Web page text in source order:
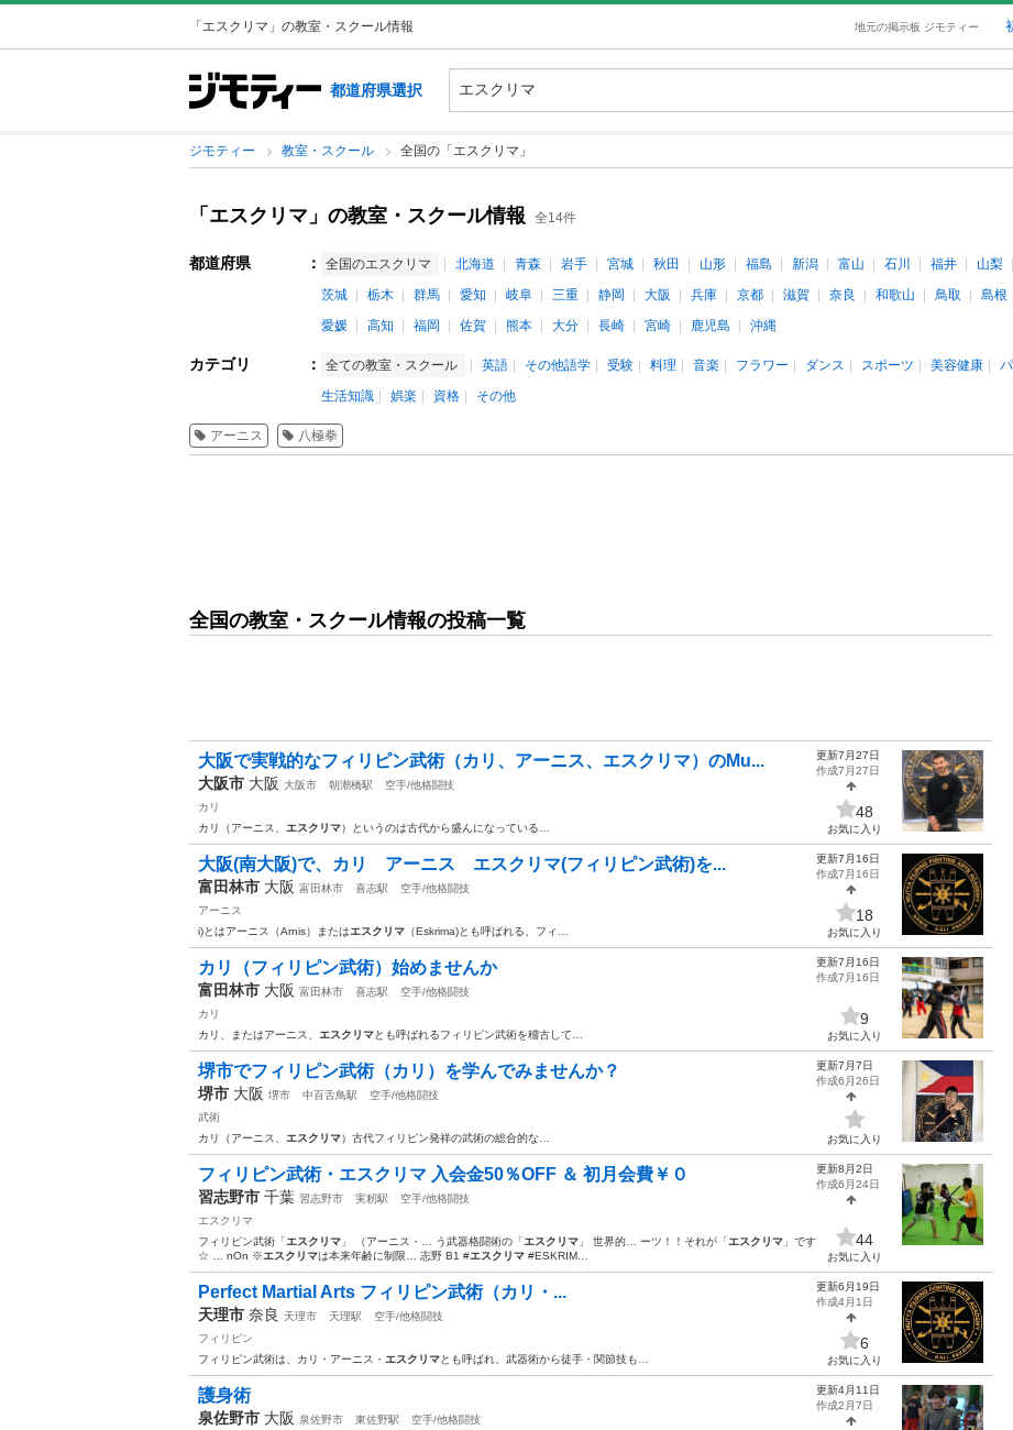
「エスクリマ」の教室・スクール情報 地元の掲示板 ジモティー
都道府県選択
ジモティー 教室・スクール 全国の「エスクリマ」
「エスクリマ」の教室・スクール情報 全14件
都道府県 ： 全国のエスクリマ 北海道 青森 岩手 宮城 秋田 山形 福島 新潟 富山 石川 福井 山梨
茨城
栃木 群馬 愛知 岐阜 三重 静岡 大阪 兵庫 京都 滋賀 奈良 和歌山 鳥取 島根
愛媛
高知 福岡 佐賀 熊本 大分 長崎 宮崎 鹿児島 沖縄
カテゴリ ： 全ての教室・スクール 英語 その他語学 受験 料理 音楽 フラワー ダンス スポーツ 美容健康
生活知識
娯楽 資格 その他
アーニス 八極拳
全国の教室・スクール情報の投稿一覧
大阪で実戦的なフィリピン武術（カリ、アーニス、エスクリマ）のMu...
大阪市 大阪 大阪市 朝潮橋駅
空手/他格闘技
カリ
カリ（アーニス、 エスクリマ）というのは古代から盛んになっている…
更新7月27日
作成7月27日
48
お気に入り
大阪(南大阪)で、カリ アーニス エスクリマ(フィリピン武術)を...
富田林市 大阪 富田林市 喜志駅
空手/他格闘技
アーニス
i)とはアーニス（Arnis）またはエスクリマ （Eskrima)とも呼ばれる、フィ…
更新7月16日
作成7月16日
18
お気に入り
カリ（フィリピン武術）始めませんか
富田林市 大阪 富田林市 喜志駅
空手/他格闘技
カリ
カリ、またはアーニス、 エスクリマとも呼ばれるフィリピン武術を稽古して…
更新7月16日
作成7月16日
9
お気に入り
堺市でフィリピン武術（カリ）を学んでみませんか？
堺市 大阪 堺市 中百舌鳥駅
空手/他格闘技
武術
カリ（アーニス、 エスクリマ）古代フィリピン発祥の武術の総合的な…
更新7月7日
作成6月26日
お気に入り
フィリピン武術・エスクリマ 入会金50％OFF ＆ 初月会費￥０
習志野市 千葉 習志野市 実籾駅
空手/他格闘技
エスクリマ
フィリピン武術「エスクリマ 」 （アーニス・… う武器格闘術の「エスクリマ 」 世界的… ーツ！！それが「エスクリマ 」です
☆ … nOn ※エスクリマは本来年齢に制限… 志野 B1 #エスクリマ #ESKRIM…
更新8月2日
作成6月24日
44
お気に入り
Perfect Martial Arts フィリピン武術（カリ・...
天理市 奈良 天理市 天理駅
空手/他格闘技
フィリピン
フィリピン武術は、カリ・アーニス・ エスクリマとも呼ばれ、武器術から徒手・関節技も…
更新6月19日
作成4月1日
6
お気に入り
護身術
泉佐野市 大阪 泉佐野市 東佐野駅
空手/他格闘技
更新4月11日
作成2月7日